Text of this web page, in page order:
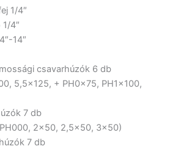
1/4″
4″
14″
csavarhúzók 6 db
5,5×125, + PH0x75, PH1x100,
7 db
2×50, 2,5×50, 3×50)
7 db